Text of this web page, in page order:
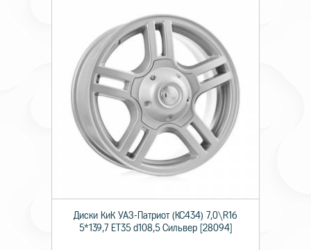
Диски КиК УАЗ-Патриот (КС434) 7,0\R16
5*139,7 ET35 d108,5 Сильвер [28094]